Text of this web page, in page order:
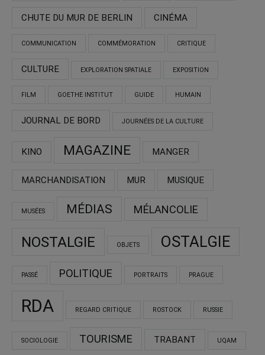
CHUTE DU MUR DE BERLIN CINÉMA
COMMUNICATION COMMÉMORATION CRITIQUE
CULTURE EXPLORATION SPATIALE EXPOSITION
FILM GOETHE INSTITUT GUIDE HUMAIN
JOURNAL DE BORD JOURNÉES DE LA CULTURE
KINO MAGAZINE MANGER
MARCHANDISATION MUR MUSIQUE
MUSÉES MÉDIAS MÉLANCOLIE
NOSTALGIE OBJETS OSTALGIE
PASSÉ POLITIQUE PORTRAITS PRAGUE
RDA REGARD CRITIQUE ROSTOCK RUSSIE
SOCIOLOGIE TOURISME TRABANT UQAM